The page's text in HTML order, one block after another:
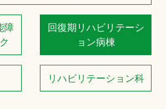
障
回復期リハビリテーシ
ョン病棟
リハビリテーション科